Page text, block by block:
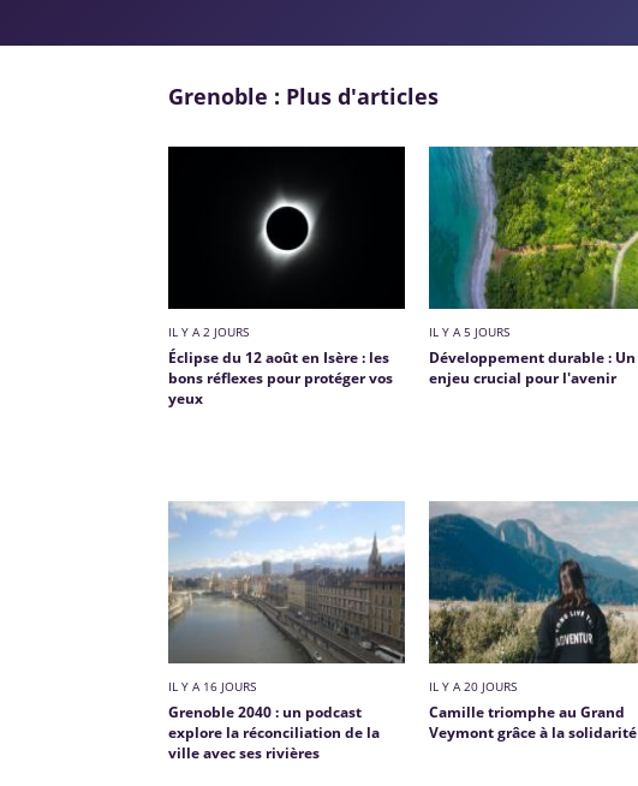
Grenoble : Plus d'articles
IL Y A 2 JOURS
Éclipse du 12 août en Isère : les
bons réflexes pour protéger vos
yeux
IL Y A 5 JOURS
Développement durable : Un
enjeu crucial pour l'avenir
IL Y A 16 JOURS
Grenoble 2040 : un podcast
explore la réconciliation de la
ville avec ses rivières
IL Y A 20 JOURS
Camille triomphe au Grand
Veymont grâce à la solidarité